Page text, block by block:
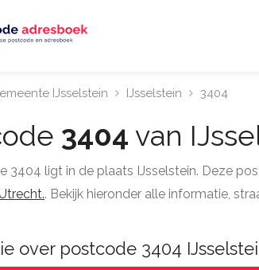
IJsselstein IJsselstein 3404
3404 van
3404 ligt in de plaats IJsselstein. Deze
. Bekijk hieronder alle informatie,
over postcode 3404